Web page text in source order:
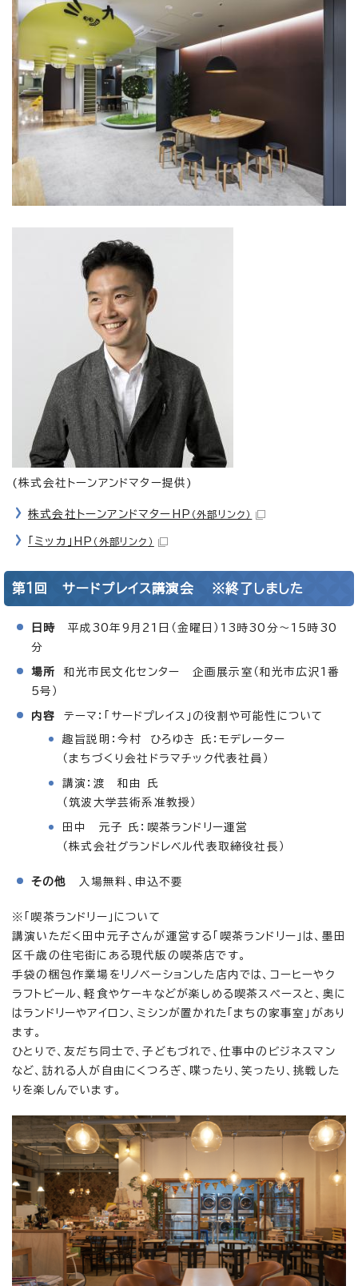
(株式会社トーンアンドマター提供)
株式会社トーンアンドマターHP （外部リンク）
「ミッカ」HP （外部リンク）
第1回 サードプレイス講演会 ※終了しました
日時 平成30年9月21日（金曜日）13時30分～15時30
分
場所
和光市民文化センター 企画展示室（和光市広沢1番
5号）
内容 テーマ：「サードプレイス」の役割や可能性について
趣旨説明：今村 ひろゆき 氏：モデレーター
（まちづくり会社ドラマチック代表社員）
講演：渡 和由 氏
（筑波大学芸術系准教授）
田中 元子 氏：喫茶ランドリー運営
（株式会社グランドレベル代表取締役社長）
その他 入場無料、申込不要
※「喫茶ランドリー」について
講演いただく田中元子さんが運営する「喫茶ランドリー」は、墨田
区千歳の住宅街にある現代版の喫茶店です。
手袋の梱包作業場をリノベーションした店内では、コーヒーやク
ラフトビール、軽食やケーキなどが楽しめる喫茶スペースと、奥に
はランドリーやアイロン、ミシンが置かれた「まちの家事室」があり
ます。
ひとりで、友だち同士で、子どもづれで、仕事中のビジネスマン
など、訪れる人が自由にくつろぎ、喋ったり、笑ったり、挑戦した
りを楽しんでいます。